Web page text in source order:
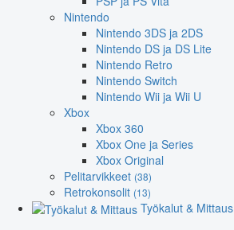
Nintendo
Nintendo 3DS ja 2DS
Nintendo DS ja DS Lite
Nintendo Retro
Nintendo Switch
Nintendo Wii ja Wii U
Xbox
Xbox 360
Xbox One ja Series
Xbox Original
Pelitarvikkeet (38)
Retrokonsolit (13)
Työkalut & Mittaus